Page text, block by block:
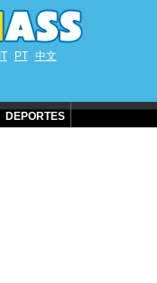
IT PT 中文
DEPORTES